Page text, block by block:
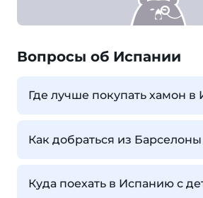
Вопросы об Испании
Где лучше покупать хамон в
Как добраться из
Куда поехать в Испанию с